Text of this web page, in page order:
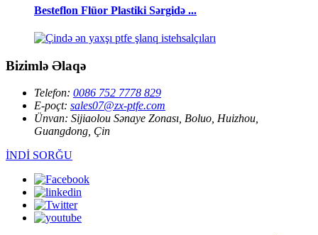
Besteflon Flüor Plastiki Sərgidə ...
Bizimlə Əlaqə
Telefon: 0086 752 7778 829
E-poçt: sales07@zx-ptfe.com
Ünvan: Sijiaolou Sənaye Zonası, Boluo, Huizhou,
Guangdong, Çin
İNDİ SORĞU